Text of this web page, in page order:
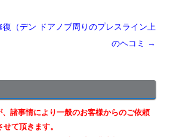
復（デン ドアノブ周りのプレスライン上
のヘコミ →
諸事情により一般のお客様からのご依頼
て頂きます。